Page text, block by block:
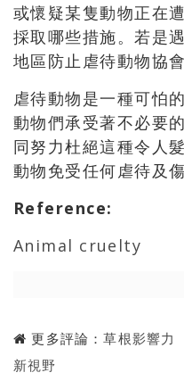
或懷疑某隻動物正在
採取哪些措施。若是
地區防止虐待動物協會
虐待動物是一種可怕
動物們承受著不必要
同努力杜絕這種令人
動物免受任何虐待及傷
Reference:
Animal cruelty
更多評論：草根影響力
新視野